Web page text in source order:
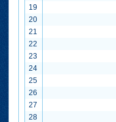
19
20
21
22
23
24
25
26
27
28